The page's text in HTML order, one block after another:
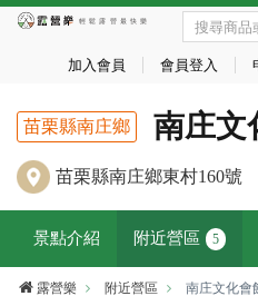
加入會員 會員登入
苗栗縣南庄鄉 南庄文
苗栗縣南庄鄉東村160號
景點介紹 附近營區 5
露營樂 附近營區 南庄文化會